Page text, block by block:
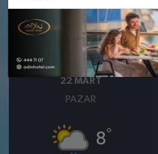
Rüzgar: 11 km/h
Yağış Olasılığı: %88
22 MART
PAZAR
8°